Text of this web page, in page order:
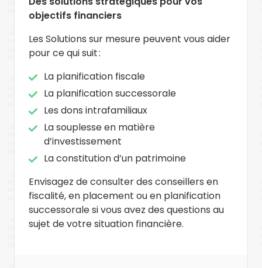
objectifs financiers
Les Solutions sur mesure peuvent vous aider
pour ce qui suit :
La planification fiscale
La planification successorale
Les dons intrafamiliaux
La souplesse en matière
d’investissement
La constitution d’un patrimoine
Envisagez de consulter des conseillers en
fiscalité, en placement ou en planification
successorale si vous avez des questions au
sujet de votre situation financière.